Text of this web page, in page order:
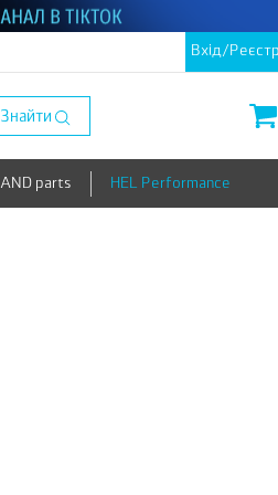
Вхід/
Знайти
AND parts HEL Performance